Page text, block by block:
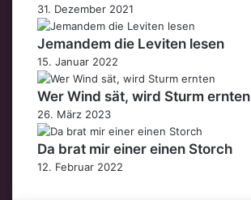
31. Dezember 2021
Jemandem die Leviten lesen
15. Januar 2022
Wer Wind sät, wird Sturm ernten
26. März 2023
Da brat mir einer einen Storch
12. Februar 2022